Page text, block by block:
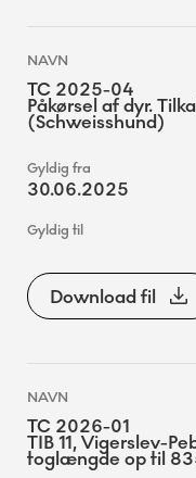
TC 2025-04
Påkørsel af dyr.
(Schweisshund)
30.06.2025
Download fil
TC 2026-01
TIB 11, Vigerslev-
toglængde op til